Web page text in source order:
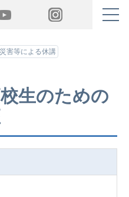
YouTube Instagram
災害等による休講
生のための